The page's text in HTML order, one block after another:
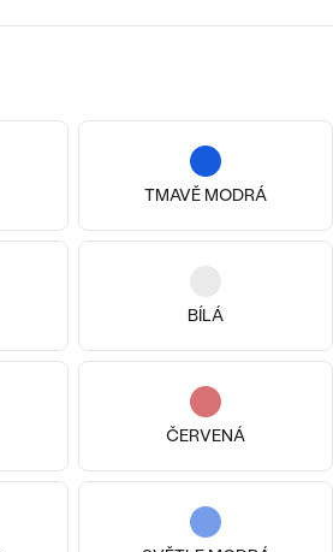
TMAVĚ MODRÁ
BÍLÁ
ČERVENÁ
Andine